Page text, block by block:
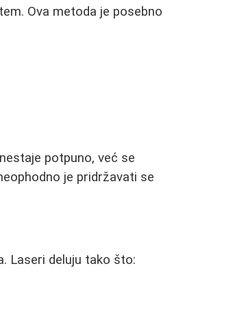
Ova metoda je posebno
potpuno, već se
je pridržavati se
Laseri deluju tako što: